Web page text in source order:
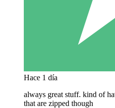
Hace 1 día
always great stuff. kind of
that are zipped though